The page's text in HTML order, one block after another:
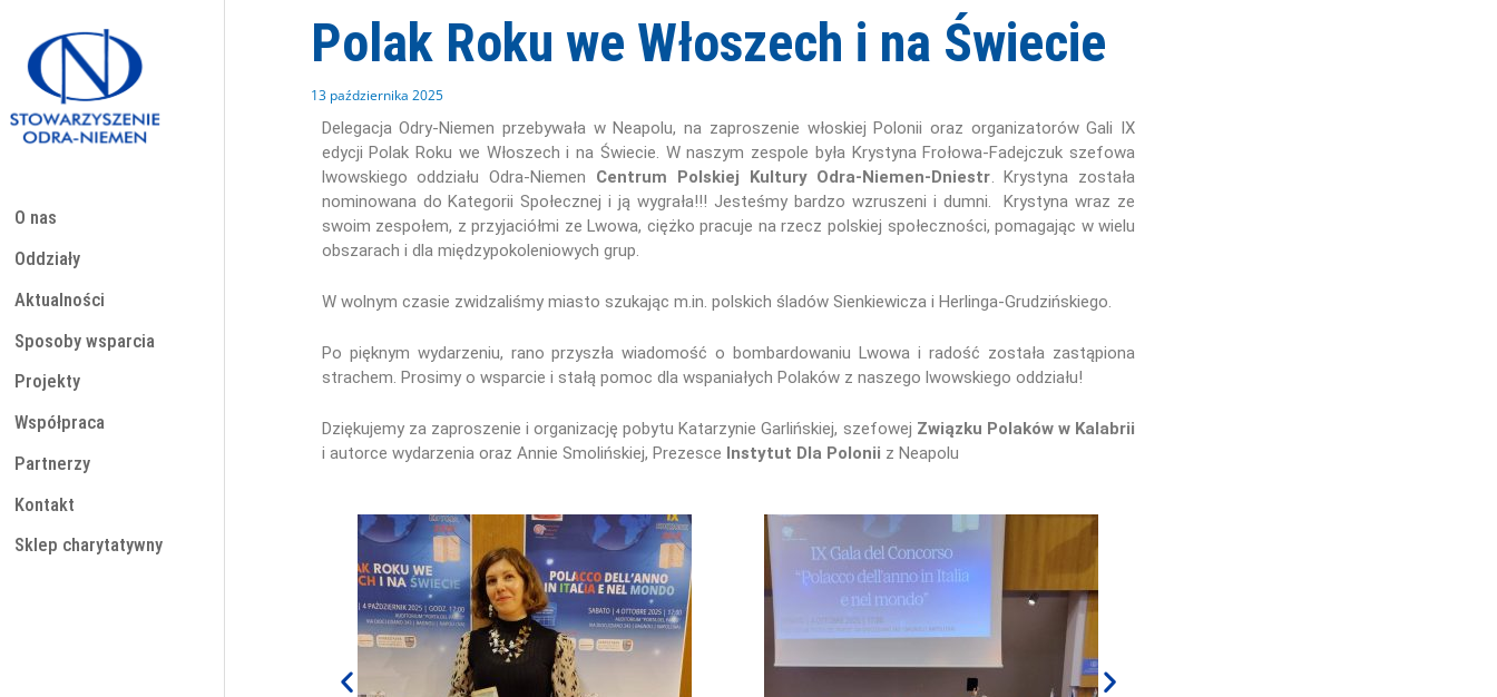
treści
O nas
Oddziały
Aktualności
Sposoby wsparcia
Projekty
Współpraca
Partnerzy
Kontakt
Sklep charytatywny
Polak Roku we Włoszech i na Świecie
13 października 2025
Delegacja Odry-Niemen przebywała w Neapolu, na zaproszenie włoskiej Polonii oraz organizatorów Gali IX
edycji Polak Roku we Włoszech i na Świecie. W naszym zespole była Krystyna Frołowa-Fadejczuk szefowa
lwowskiego oddziału Odra-Niemen Centrum Polskiej Kultury Odra-Niemen-Dniestr. Krystyna została
nominowana do Kategorii Społecznej i ją wygrała!!! Jesteśmy bardzo wzruszeni i dumni. Krystyna wraz ze
swoim zespołem, z przyjaciółmi ze Lwowa, ciężko pracuje na rzecz polskiej społeczności, pomagając w wielu
obszarach i dla międzypokoleniowych grup.
W wolnym czasie zwidzaliśmy miasto szukając m.in. polskich śladów Sienkiewicza i Herlinga-Grudzińskiego.
Po pięknym wydarzeniu, rano przyszła wiadomość o bombardowaniu Lwowa i radość została zastąpiona
strachem. Prosimy o wsparcie i stałą pomoc dla wspaniałych Polaków z naszego lwowskiego oddziału!
Dziękujemy za zaproszenie i organizację pobytu Katarzynie Garlińskiej, szefowej Związku Polaków w Kalabrii
i autorce wydarzenia oraz Annie Smolińskiej, Prezesce Instytut Dla Polonii z Neapolu